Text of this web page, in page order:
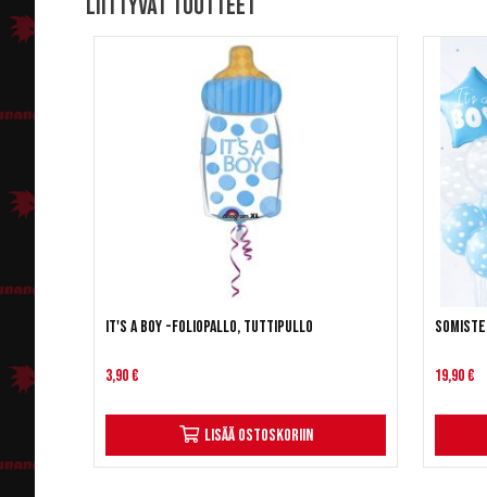
It's a Boy -foliopallo, tuttipullo
3,90 €
Lisää ostoskoriin
19,90 €